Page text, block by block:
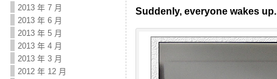
2013 年 7 月
2013 年 6 月
2013 年 5 月
2013 年 4 月
2013 年 3 月
2012 年 12 月
Suddenly, everyone wakes up.